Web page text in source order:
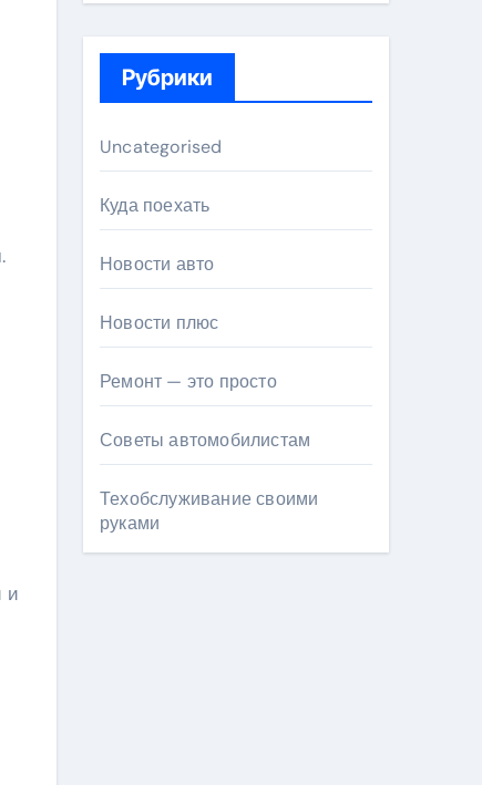
и
Рубрики
Uncategorised
Куда поехать
Новости авто
Новости плюс
Ремонт — это просто
Советы автомобилистам
Техобслуживание своими
руками